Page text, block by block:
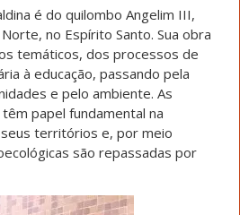
é do quilombo Angelim III,
no Espírito Santo. Sua obra
temáticos, dos processos de
à educação, passando pela
e pelo ambiente. As
papel fundamental na
territórios e, por meio
são repassadas por